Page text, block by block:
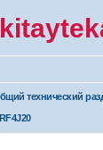
технический